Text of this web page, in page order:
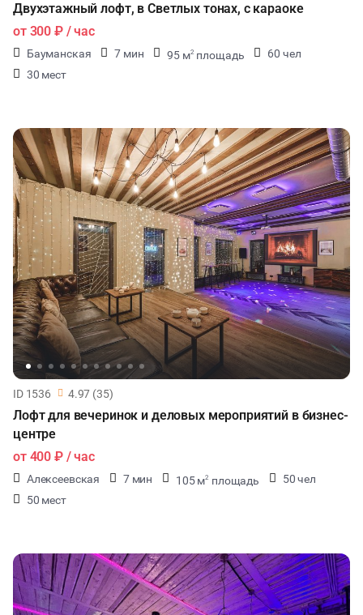
Двухэтажный лофт, в Светлых тонах, с караоке
от 300 ₽/ час
Бауманская 7 мин 95 м2 площадь
60 чел
30 мест
ID 1536 4.97 (35)
Лофт для вечеринок и деловых мероприятий в бизнес-
центре
от 400 ₽/ час
Алексеевская 7 мин 105 м2 площадь
50 чел
50 мест